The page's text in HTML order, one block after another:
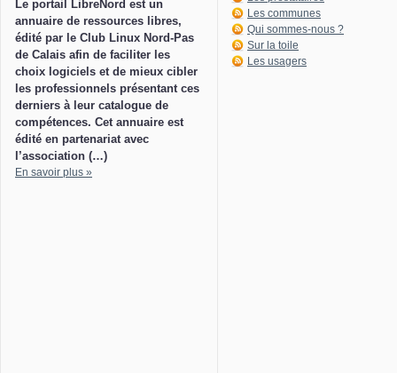
Le portail LibreNord est un
annuaire de ressources libres,
édité par le Club Linux Nord-Pas
de Calais afin de faciliter les
choix logiciels et de mieux cibler
les professionnels présentant ces
derniers à leur catalogue de
compétences. Cet annuaire est
édité en partenariat avec
l’association (…)
En savoir plus »
Les communes
Qui sommes-nous ?
Sur la toile
Les usagers